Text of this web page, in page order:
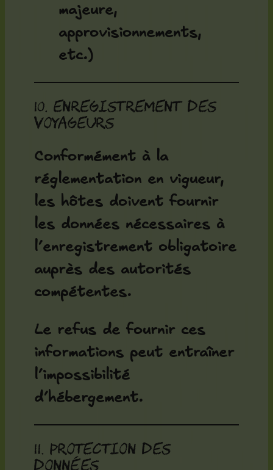
majeure,
approvisionnements,
etc.)
10. Enregistrement des
voyageurs
Conformément à la
réglementation en vigueur,
les hôtes doivent fournir
les données nécessaires à
l’enregistrement obligatoire
auprès des autorités
compétentes.
Le refus de fournir ces
informations peut entraîner
l’impossibilité
d’hébergement.
11. Protection des
données